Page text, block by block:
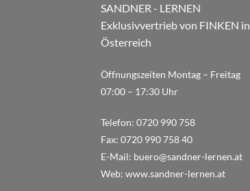
SANDNER - LERNEN
Exklusivvertrieb von FINKEN in
Österreich
Öffnungszeiten Montag – Freitag
07:00 – 17:30 Uhr
Telefon: 0720 990 758
Fax: 0720 990 758 40
E-Mail: buero@sandner-lernen.at
Web: www.sandner-lernen.at